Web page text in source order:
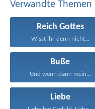
Verwandte Themen
Reich Gottes
Wisst ihr denn nicht...
Buße
Und wenn dann mein...
Liebe